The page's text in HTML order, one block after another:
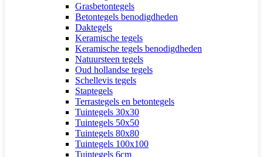
Grasbetontegels
Betontegels benodigdheden
Daktegels
Keramische tegels
Keramische tegels benodigdheden
Natuursteen tegels
Oud hollandse tegels
Schellevis tegels
Staptegels
Terrastegels en betontegels
Tuintegels 30x30
Tuintegels 50x50
Tuintegels 80x80
Tuintegels 100x100
Tuintegels 6cm